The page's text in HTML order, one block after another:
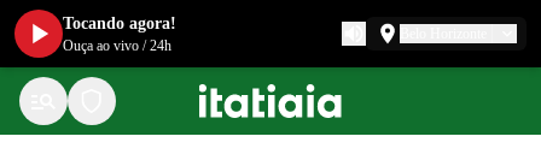
Tocando agora!
Ouça ao vivo /24h